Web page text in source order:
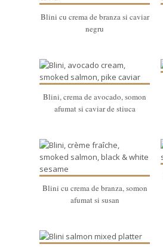
Blini cu crema de branza si caviar
negru
Blini, crema de avocado, somon
afumat si caviar de stiuca
Blini cu crema de branza, somon
afumat si susan